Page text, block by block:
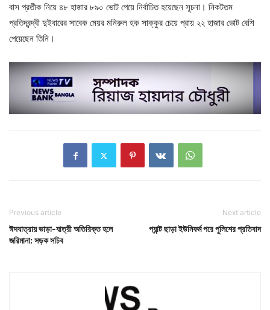
বাস প্রতীক নিয়ে ৪৮ হাজার ৮৯০ ভোট পেয়ে নির্বাচিত হয়েছেন সূচনা। নিকটতম
প্রতিদ্বন্দ্বী দুইবারের সাবেক মেয়র মনিরুল হক সাক্কুর চেয়ে প্রায় ২২ হাজার ভোট বেশি
পেয়েছেন তিনি।
Previous article
ঈদযাত্রায় ভাড়া-যাত্রী অতিরিক্ত হলে
জরিমানা: সড়ক সচিব
Next article
প্যান্ট ছাড়া ইউনিফর্ম পরে পুলিশের প্রতিবাদ